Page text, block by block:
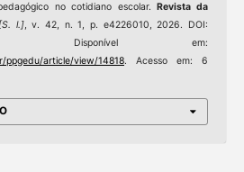
no cotidiano escolar.Revista da
l.], v. 42, n. 1, p. e4226010, 2026. DOI:
Disponível em:
ppgedu/article/view/14818. Acesso em: 6